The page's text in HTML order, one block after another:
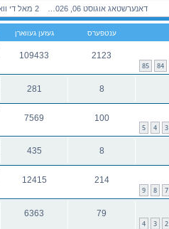
2 מאל די וואך
ענטפערס געזען געווארן
84
85
2123
109433
8
281
3
4
5
100
7569
8
435
7
8
9
214
12415
2
3
4
79
6363